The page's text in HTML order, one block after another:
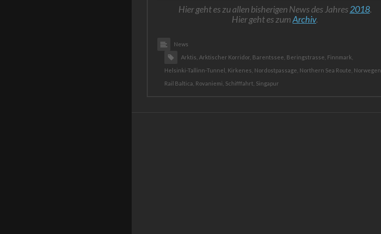
Hier geht es zu allen bisherigen News des Jahres2018.
Hier geht es zumArchiv.
News
Arktis, Arktischer Korridor, Barentssee, Beringstrasse, Finnmark,
Helsinki-Tallinn-Tunnel, Kirkenes, Nordostpassage, Northern Sea Route, Norwegen,
Rail Baltica, Rovaniemi, Schifffahrt, Singapur